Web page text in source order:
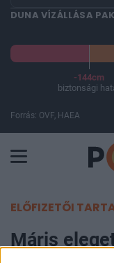
DUNA VÍZÁLLÁSA
-144cm
biztonsági
Forrás: OVF, HAEA
ELŐFIZETŐI
Máris